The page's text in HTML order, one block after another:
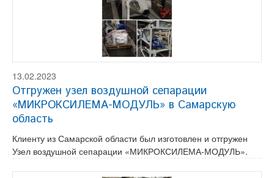
13.02.2023
Отгружен узел воздушной сепарации
«МИКРОКСИЛЕМА-МОДУЛЬ» в Самарскую
область
Клиенту из Самарской области был изготовлен и отгружен
Узел воздушной сепарации «МИКРОКСИЛЕМА-МОДУЛЬ».